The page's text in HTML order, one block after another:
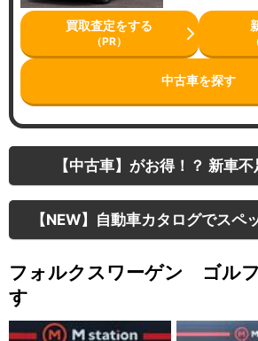
買取査定をする
（PR）
中古車を探す
【中古車】がお得！？ 新車
【NEW】自動車カタログでスペ
フォルクスワーゲン ゴル
す